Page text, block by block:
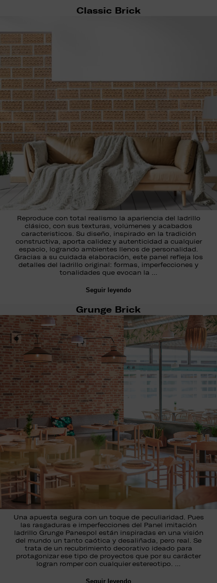
Classic Brick
Reproduce con total realismo la apariencia del ladrillo
clásico, con sus texturas, volúmenes y acabados
característicos. Su diseño, inspirado en la tradición
constructiva, aporta calidez y autenticidad a cualquier
espacio, logrando ambientes llenos de personalidad.
Gracias a su cuidada elaboración, este panel refleja los
detalles del ladrillo original: formas, imperfecciones y
tonalidades que evocan la …
Seguir leyendo
Grunge Brick
Una apuesta segura con un toque de peculiaridad. Pues
las rasgaduras e imperfecciones del Panel imitación
ladrillo Grunge Panespol están inspiradas en una visión
del mundo un tanto caótica y desaliñada, pero real. Se
trata de un recubrimiento decorativo ideado para
protagonizar ese tipo de proyectos que por su carácter
logran romper con cualquier estereotipo. …
Seguir leyendo